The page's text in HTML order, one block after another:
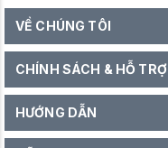
VỀ CHÚNG TÔI
CHÍNH SÁCH & HỖ TRỢ
HƯỚNG DẪN